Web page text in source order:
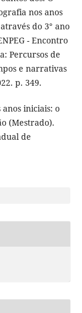
nos anos
do 3° ano
- Encontro
Percursos de
e narrativas
p. 349.
anos iniciais: o
(Mestrado).
de